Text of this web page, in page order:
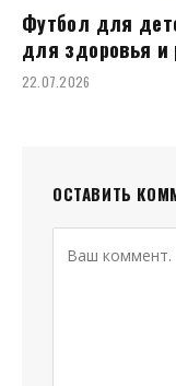
Футбол для
для здоровья и
22.07.2026
ОСТАВИТЬ